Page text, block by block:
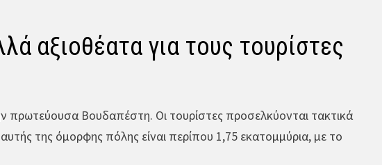
αξιοθέατα για τους τουρίστες
πρωτεύουσα Βουδαπέστη. Οι τουρίστες προσελκύονται τακτικά
της όμορφης πόλης είναι περίπου 1,75 εκατομμύρια, με το